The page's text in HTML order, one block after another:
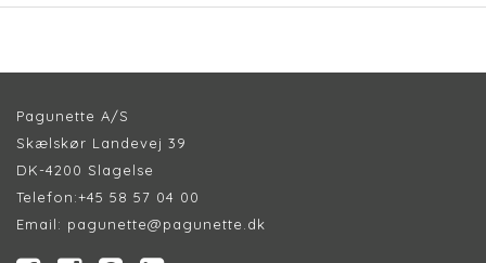
Pagunette A/S
Skælskør Landevej 39
DK-4200 Slagelse
Telefon:+45 58 57 04 00
Email: pagunette@pagunette.dk